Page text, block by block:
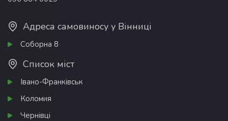
Адреса самовиносу у Вінниці
Соборна 8
Список міст
Івано-Франківськ
Коломия
Чернівці